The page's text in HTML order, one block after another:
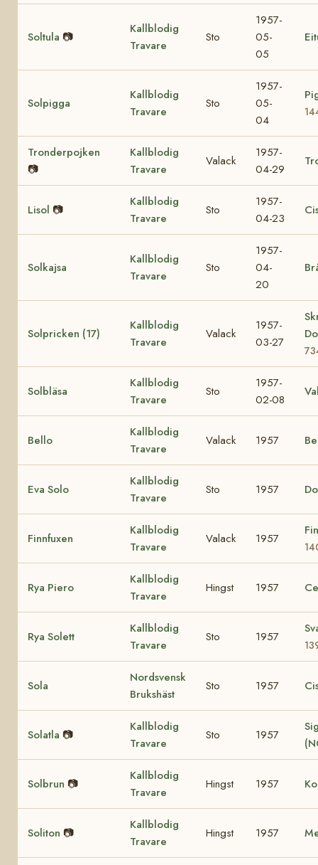
Soltula 📷
Kallblodig
Travare
Sto
1957-
05-
05
Solpigga
Kallblodig
Travare
Sto
1957-
05-
04
Tronderpojken
📷
Kallblodig
Travare
Valack
1957-
04-29
Lisol 📷
Kallblodig
Travare
Sto
1957-
04-23
Solkajsa
Kallblodig
Travare
Sto
1957-
04-
20
Solpricken (17)
Kallblodig
Travare
Valack
1957-
03-27
Solbläsa
Kallblodig
Travare
Sto
1957-
02-08
Bello
Kallblodig
Travare
Valack 1957
Eva Solo
Kallblodig
Travare
Sto 1957
Finnfuxen
Kallblodig
Travare
Valack 1957
Rya Piero
Kallblodig
Travare
Hingst 1957
Rya Solett
Kallblodig
Travare
Sto 1957
Sola
Nordsvensk
Brukshäst
Sto 1957
Solatla 📷
Kallblodig
Travare
Sto 1957
Solbrun 📷
Kallblodig
Travare
Hingst 1957
Soliton 📷
Kallblodig
Travare
Hingst 1957